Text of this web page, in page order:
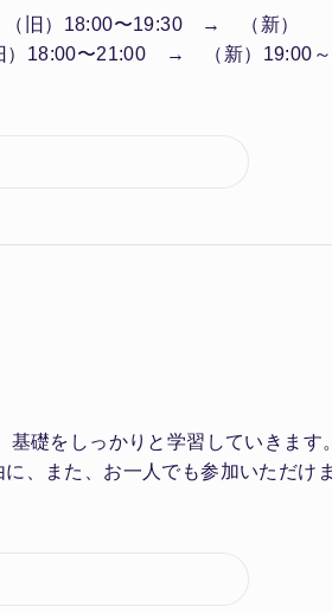
（旧）18:00〜19:30 → （新）
旧）18:00〜21:00 → （新）19:00～
基礎をしっかりと学習していきます
、また、お一人でも参加いただけ